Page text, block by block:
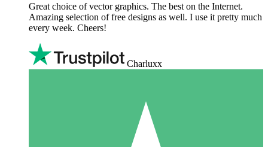
Great choice of vector graphics. The best on the Internet.
Amazing selection of free designs as well. I use it pretty much
every week. Cheers!
Charluxx